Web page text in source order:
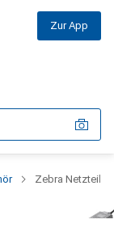
Zur App
Zebra Netzteil